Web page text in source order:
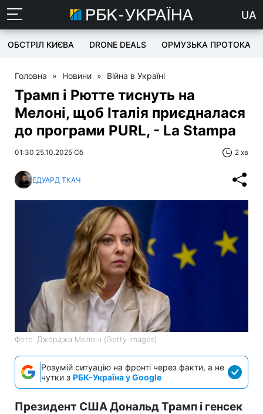
UA
ОБСТРІЛ КИЄВА DRONE DEALS ОРМУЗЬКА ПРОТОКА
Головна » Новини » Війна в Україні
Трамп і Рютте тиснуть на
Мелоні, щоб Італія приєдналася
до програми PURL, - La Stampa
01:30 25.10.2025 Сб 2 хв
ЕДУАРД ТКАЧ
Фото: Джорджа Мелоні (Getty Images)
Розумій ситуацію на фронті через факти, а не
чутки з РБК-Україна у Google
Президент США Дональд Трамп і генсек